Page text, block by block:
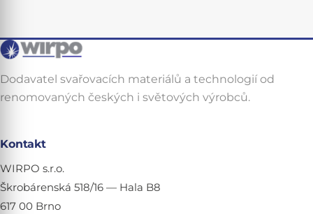
Dodavatel svařovacích materiálů a technologií od
renomovaných českých i světových výrobců.
Kontakt
WIRPO s.r.o.
Škrobárenská 518/16 — Hala B8
617 00 Brno